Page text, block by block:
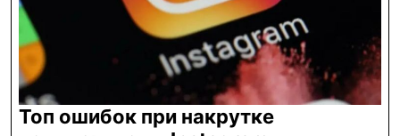
Топ ошибок при накрутке